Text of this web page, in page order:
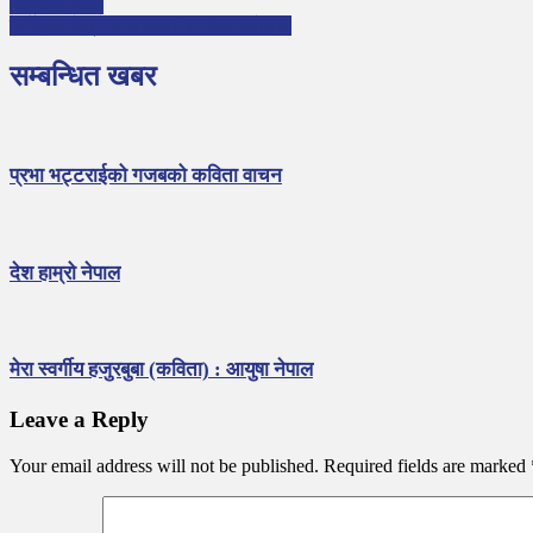
सम्बन्धित खबर
प्रभा भट्टराईको गजबको कविता वाचन
देश हाम्रो नेपाल
मेरा स्वर्गीय हजुरबुबा (कविता) : आयुषा नेपाल
Leave a Reply
Your email address will not be published. Required fields are marked